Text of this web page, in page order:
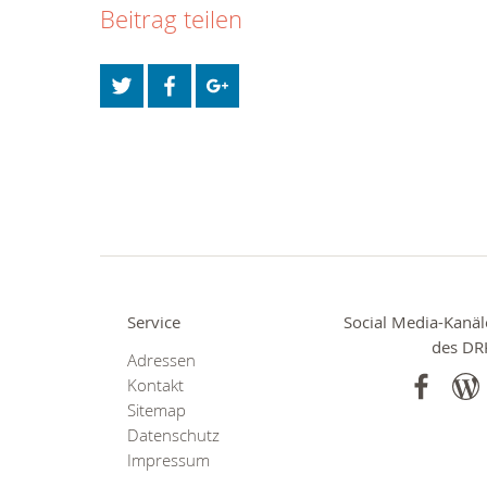
Beitrag teilen
Service
Adressen
Kontakt
Sitemap
Datenschutz
Impressum
Social Media-
des